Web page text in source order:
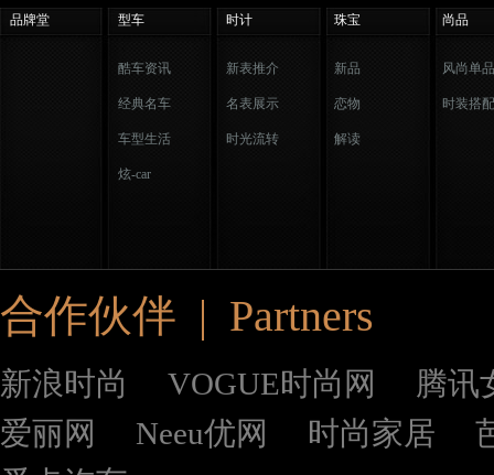
品牌堂 型车 时计 珠宝 尚品
酷车资讯
经典名车
车型生活
炫-car
新表推介
名表展示
时光流转
新品
恋物
解读
风尚单品
时装搭配
合作伙伴 | Partners
新浪时尚 VOGUE时尚网
腾讯
爱丽网
Neeu优网 时尚家居